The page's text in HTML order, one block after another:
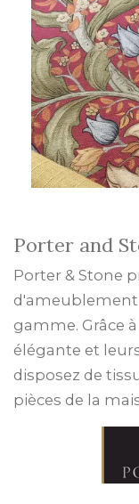
Porter and
Porter & Stone
gamme. Grâce
élégante et
disposez de
pièces de la